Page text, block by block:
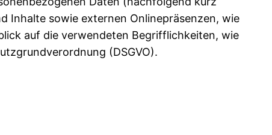
Inhalte sowie externen Onlinepräsenzen, wie
auf die verwendeten Begrifflichkeiten, wie
(DSGVO).